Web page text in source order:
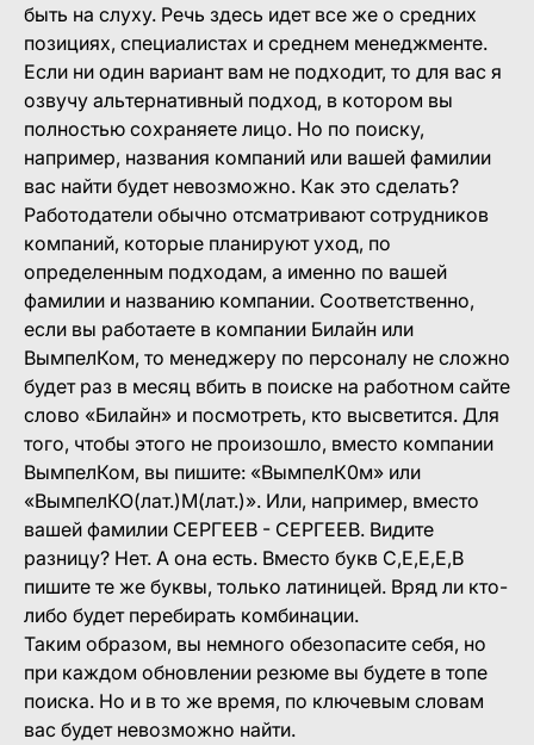
быть на слуху. Речь здесь идет все же о средних
позициях, специалистах и среднем менеджменте.
Если ни один вариант вам не подходит, то для вас я
озвучу альтернативный подход, в котором вы
полностью сохраняете лицо. Но по поиску,
например, названия компаний или вашей фамилии
вас найти будет невозможно. Как это сделать?
Работодатели обычно отсматривают сотрудников
компаний, которые планируют уход, по
определенным подходам, а именно по вашей
фамилии и названию компании. Соответственно,
если вы работаете в компании Билайн или
ВымпелКом, то менеджеру по персоналу не сложно
будет раз в месяц вбить в поиске на работном сайте
слово «Билайн» и посмотреть, кто высветится. Для
того, чтобы этого не произошло, вместо компании
ВымпелКом, вы пишите: «ВымпелК0м» или
«ВымпелКО(лат.)М(лат.)». Или, например, вместо
вашей фамилии СЕРГЕЕВ - СЕРГЕЕВ. Видите
разницу? Нет. А она есть. Вместо букв С,Е,Е,Е,В
пишите те же буквы, только латиницей. Вряд ли кто-
либо будет перебирать комбинации.
Таким образом, вы немного обезопасите себя, но
при каждом обновлении резюме вы будете в топе
поиска. Но и в то же время, по ключевым словам
вас будет невозможно найти.